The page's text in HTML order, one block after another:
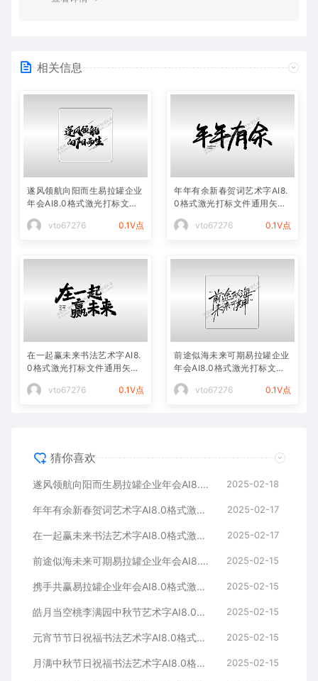
相关信息
遂风领航向阳而生易拉罐企业
年会AI8.0格式激光打标文件
vto67276
0.1V点
年年有余新春贺词艺术字AI8.
0格式激光打标文件通用矢量
vto67276
0.1V点
在一起赢未来书法艺术字AI8.
0格式激光打标文件通用矢量
vto67276
0.1V点
前途似海未来可期易拉罐企业
年会AI8.0格式激光打标文件
vto67276
0.1V点
猜你喜欢
遂风领航向阳而生易拉罐企业年会AI8.0格式激光打标文件通用矢量图 2025-02-18
年年有余新春贺词艺术字AI8.0格式激光打标文件通用矢量图 2025-02-17
在一起赢未来书法艺术字AI8.0格式激光打标文件通用矢量图 2025-02-17
前途似海未来可期易拉罐企业年会AI8.0格式激光打标文件通用矢量图 2025-02-15
携手共赢易拉罐企业年会AI8.0格式激光打标文件通用矢量图 2025-02-15
皓月当空桃李满园中秋节艺术字AI8.0格式激光打标文件通用矢量图 2025-02-15
元宵节节日祝福书法艺术字AI8.0格式激光打标文件通用矢量图 2025-02-15
月满中秋节日祝福书法艺术字AI8.0格式激光打标文件通用矢量图 2025-02-15